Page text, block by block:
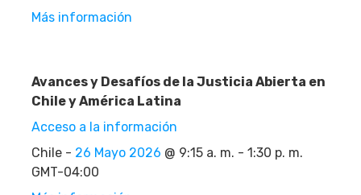
Más información
Avances y Desafíos de la Justicia Abierta en
Chile y América Latina
Acceso a la información
Chile - 26 Mayo 2026 @ 9:15 a. m. - 1:30 p. m.
GMT-04:00